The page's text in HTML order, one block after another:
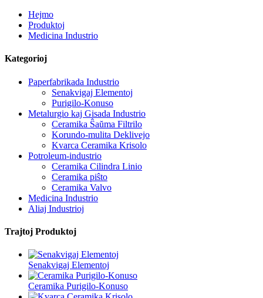
Hejmo
Produktoj
Medicina Industrio
Kategorioj
Paperfabrikada Industrio
Senakvigaj Elementoj
Purigilo-Konuso
Metalurgio kaj Gisada Industrio
Ceramika Ŝaŭma Filtrilo
Korundo-mulita Deklivejo
Kvarca Ceramika Krisolo
Potroleum-industrio
Ceramika Cilindra Linio
Ceramika piŝto
Ceramika Valvo
Medicina Industrio
Aliaj Industrioj
Trajtoj Produktoj
Senakvigaj Elementoj
Ceramika Purigilo-Konuso